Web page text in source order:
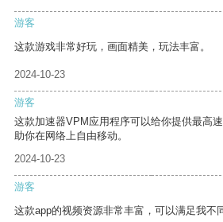
游客
这款游戏非常好玩，画面精美，玩法丰富。
2024-10-23
游客
这款加速器VPM应用程序可以给你提供最高
助你在网络上自由移动。
2024-10-23
游客
这款app的视频资源非常丰富，可以满足我不